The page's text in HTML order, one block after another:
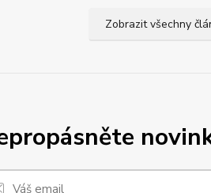
Zobrazit všechny